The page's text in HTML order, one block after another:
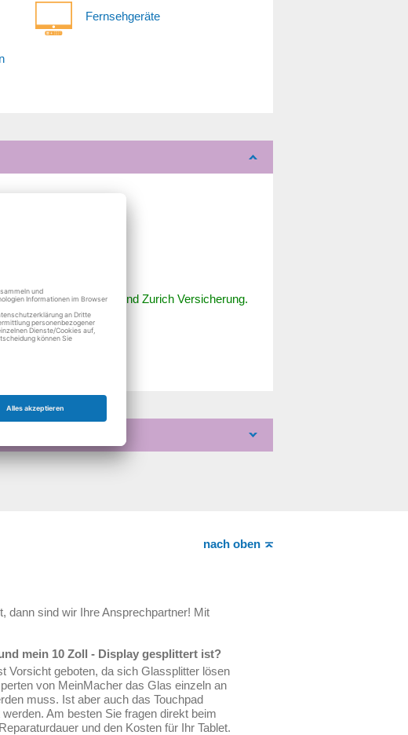
Fernsehgeräte
Provenzial, Allianz und Zurich Versicherung.
nach oben
dann sind wir Ihre Ansprechpartner! Mit
mein 10 Zoll - Display gesplittert ist?
Vorsicht geboten, da sich Glassplitter lösen
von MeinMacher das Glas einzeln an
muss. Ist aber auch das Touchpad
Am besten Sie fragen direkt beim
und den Kosten für Ihr Tablet.